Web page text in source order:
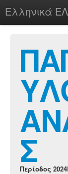
Ελληνικά
chesstu.be @
Σ
Περίοδος